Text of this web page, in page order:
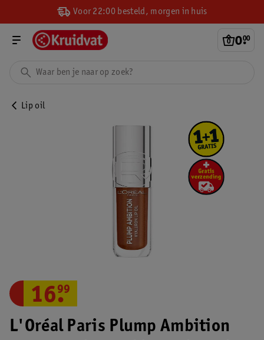
Voor 22:00 besteld, morgen in huis
0.
00
Lip oil
L'Oréal Paris Plump Ambition
16.
99